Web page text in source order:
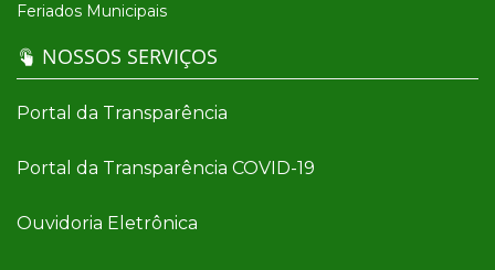
Feriados Municipais
NOSSOS SERVIÇOS
Portal da Transparência
Portal da Transparência COVID-19
Ouvidoria Eletrônica